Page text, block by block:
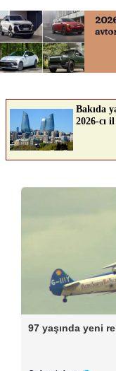
97 yaşında yeni